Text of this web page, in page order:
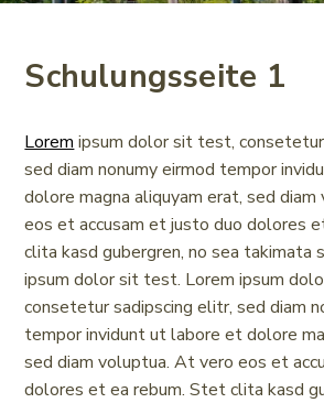
Schulungsseite 1
Juli bis und mit Freitag, 7. August
Gemeindeverwaltung Uttwil wie
Montag bis Donnerstag 8.00
nachmittags und freitags
Lorem ipsum dolor sit test,
sed diam nonumy eirmod tempor
dolore magna aliquyam erat, sed
eos et accusam et justo duo dolores
clita kasd gubergren, no sea takimata
ipsum dolor sit test. Lorem ipsum
consetetur sadipscing elitr, sed diam
tempor invidunt ut labore et dolore
sed diam voluptua. At vero eos et
dolores et ea rebum. Stet clita kasd